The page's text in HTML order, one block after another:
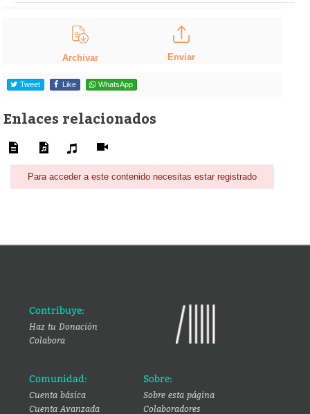
Archivar Enviar
Tweet Like WhatsApp
Enlaces relacionados
Para acceder a este contenido necesitas estar registrado
Contribuye:
Haz tu Donación
Colabora
Comunidad:
Cuenta básica
Cuenta Avanzada
Sobre:
Sobre esta página
Colaboradores